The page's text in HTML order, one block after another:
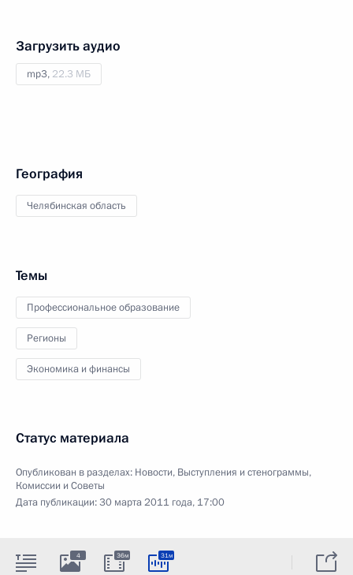
Загрузить аудио
mp3, 22.3 МБ
География
Челябинская область
Темы
Профессиональное образование
Регионы
Экономика и финансы
Статус материала
Опубликован в разделах: Новости, Выступления и стенограммы,
Комиссии и Советы
Дата публикации:30 марта 2011 года, 17:00
4 36м 31м